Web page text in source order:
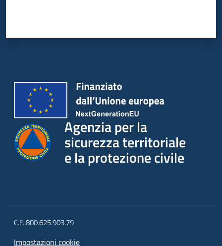
Agenzia per la
sicurezza territoriale
e la protezione civile
C.F. 800.625.903.79
Impostazioni cookie